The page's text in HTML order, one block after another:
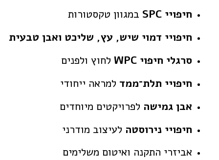
חיפויי SPC
במגוון טקסטורות
חיפויי דמוי שיש, עץ, שליכט ואבן טבעית
סרגלי חיפוי WPC
לחוץ ולפנים
חיפויי תלת־ממד למראה ייחודי
אבן גמישה לפרויקטים מיוחדים
חיפויי נירוסטה לעיצוב מודרני
אביזרי התקנה ואיטום משלימים